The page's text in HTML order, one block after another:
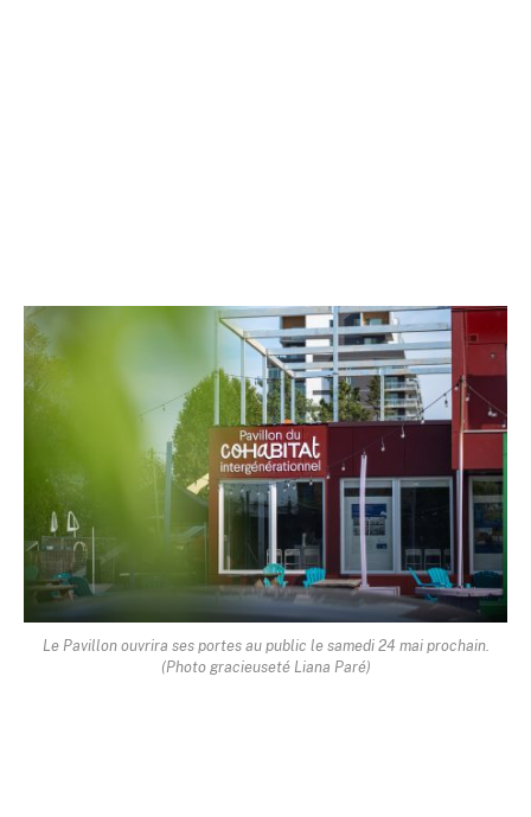
Le Pavillon ouvrira ses portes au public le samedi 24 mai prochain.
(Photo gracieuseté Liana Paré)